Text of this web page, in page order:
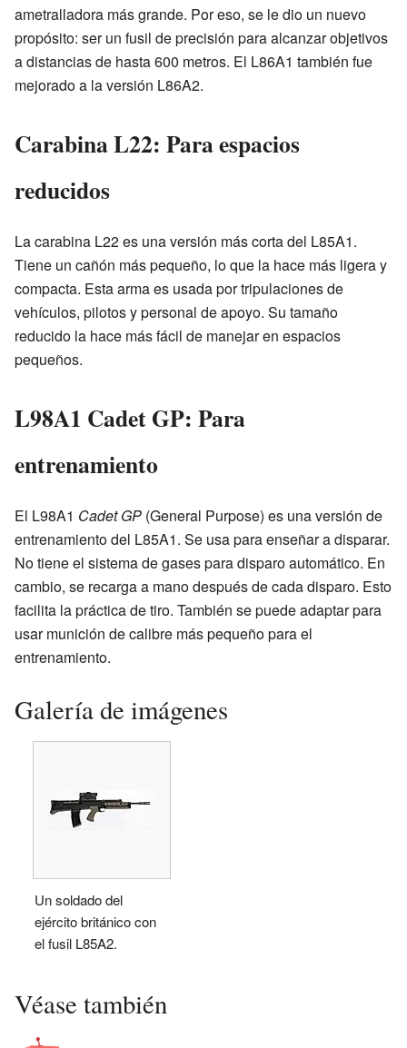
ametralladora más grande. Por eso, se le dio un nuevo
propósito: ser un fusil de precisión para alcanzar objetivos
a distancias de hasta 600 metros. El L86A1 también fue
mejorado a la versión L86A2.
Carabina L22: Para espacios
reducidos
La carabina L22 es una versión más corta del L85A1.
Tiene un cañón más pequeño, lo que la hace más ligera y
compacta. Esta arma es usada por tripulaciones de
vehículos, pilotos y personal de apoyo. Su tamaño
reducido la hace más fácil de manejar en espacios
pequeños.
L98A1 Cadet GP: Para
entrenamiento
El L98A1 Cadet GP (General Purpose) es una versión de
entrenamiento del L85A1. Se usa para enseñar a disparar.
No tiene el sistema de gases para disparo automático. En
cambio, se recarga a mano después de cada disparo. Esto
facilita la práctica de tiro. También se puede adaptar para
usar munición de calibre más pequeño para el
entrenamiento.
Galería de imágenes
Un soldado del
ejército británico con
el fusil L85A2.
Véase también